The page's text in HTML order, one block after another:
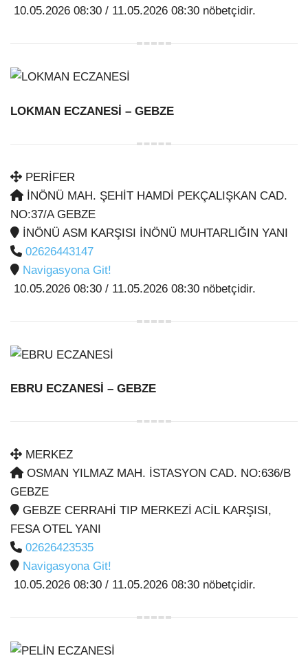
10.05.2026 08:30 / 11.05.2026 08:30 nöbetçidir.
LOKMAN ECZANESİ – GEBZE
PERİFER
İNÖNÜ MAH. ŞEHİT HAMDİ PEKÇALIŞKAN CAD.
NO:37/A GEBZE
İNÖNÜ ASM KARŞISI İNÖNÜ MUHTARLIĞIN YANI
02626443147
Navigasyona Git!
10.05.2026 08:30 / 11.05.2026 08:30 nöbetçidir.
EBRU ECZANESİ – GEBZE
MERKEZ
OSMAN YILMAZ MAH. İSTASYON CAD. NO:636/B
GEBZE
GEBZE CERRAHİ TIP MERKEZİ ACİL KARŞISI,
FESA OTEL YANI
02626423535
Navigasyona Git!
10.05.2026 08:30 / 11.05.2026 08:30 nöbetçidir.